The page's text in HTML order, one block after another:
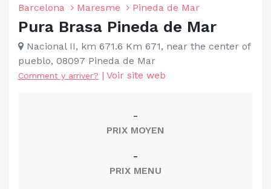
Barcelona Maresme Pineda de Mar
Pura Brasa Pineda de Mar
Nacional II, km 671.6 Km 671, near the center of
pueblo, 08097 Pineda de Mar
Comment y arriver? | Voir site web
-
PRIX MOYEN
-
PRIX MENU